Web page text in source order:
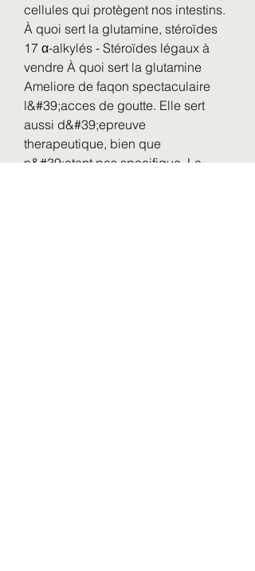
cellules qui protègent nos intestins.
À quoi sert la glutamine, stéroïdes
17 α-alkylés - Stéroïdes légaux à
vendre À quoi sert la glutamine
Ameliore de faqon spectaculaire
l&#39;acces de goutte. Elle sert
aussi d&#39;epreuve
therapeutique, bien que
n&#39;etant pas specifique. La